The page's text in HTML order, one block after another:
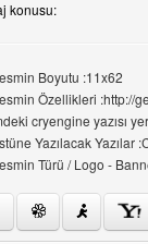
konusu:
Boyutu :11x62
Özellikleri :http://
cryengine yazısı
Yazılacak Yazılar
Türü / Logo -
web sitesini